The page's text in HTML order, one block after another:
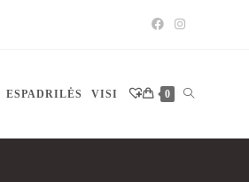
ESPADRILĖS VISI 0